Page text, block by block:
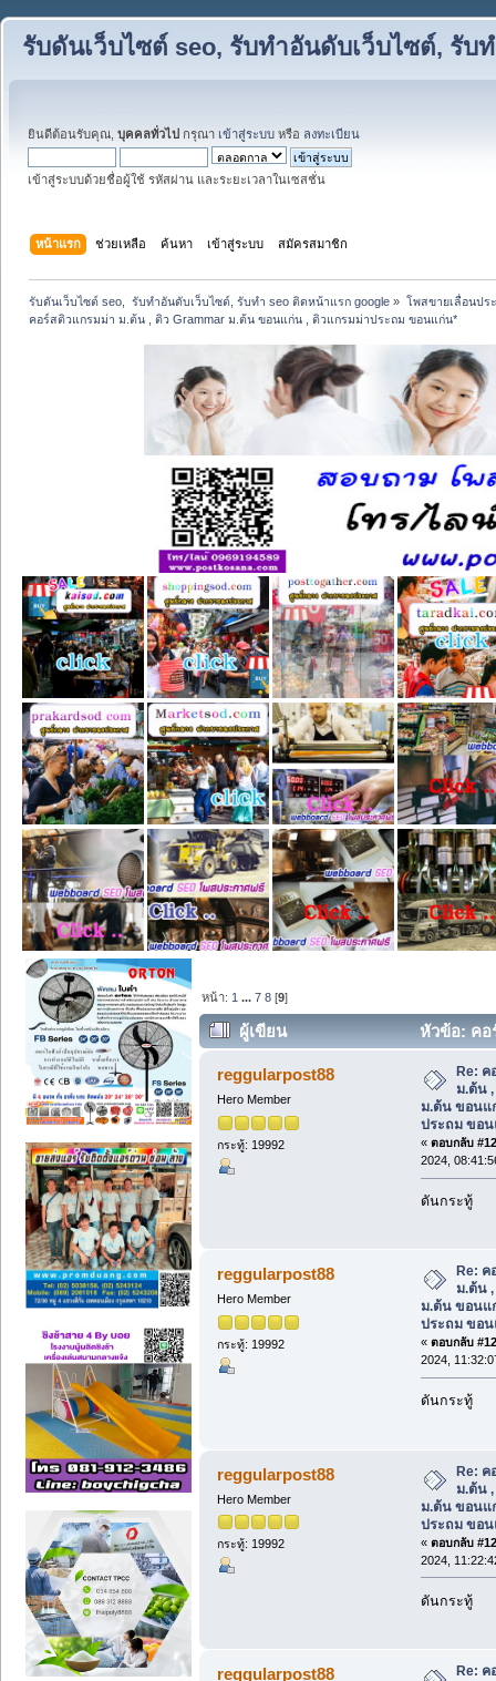
รับดันเว็บไซต์ seo, รับทำอันดับเว็บไซต์, รับ
ยินดีต้อนรับคุณ, บุคคลทั่วไป กรุณา เข้าสู่ระบบ หรือ ลงทะเบียน
เข้าสู่ระบบด้วยชื่อผู้ใช้ รหัสผ่าน และระยะเวลาในเซสชั่น
หน้าแรก ช่วยเหลือ ค้นหา เข้าสู่ระบบ สมัครสมาชิก
รับดันเว็บไซต์ seo,  รับทำอันดับเว็บไซต์, รับทำ seo ติดหน้าแรก google » โพสขายเลื่อนปร
คอร์สติวแกรมม่า ม.ต้น , ติว Grammar ม.ต้น ขอนแก่น , ติวแกรมม่าประถม ขอนแก่น*
หน้า: 1 ...7 8 [9]
ผู้เขียน
หัวข้อ: คอ
ขอนแก่น , ติวแกรมม่าประถม ขอนแก่น*
reggularpost88
Hero Member
กระทู้: 19992
Re:
ม.ต้น ,
ม.ต้น ขอนแ
ประถม ขอ
« ตอบกลับ
2024,
ดันกระทู้
reggularpost88
Hero Member
กระทู้: 19992
Re:
ม.ต้น ,
ม.ต้น ขอนแ
ประถม ขอ
« ตอบกลับ
2024,
ดันกระทู้
reggularpost88
Hero Member
กระทู้: 19992
Re: ค
ม.ต้น ,
ม.ต้น ขอนแ
ประถม ขอ
« ตอบกลับ
2024,
ดันกระทู้
reggularpost88
Re: ค